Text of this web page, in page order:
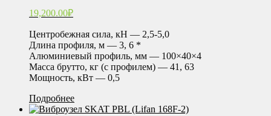
19,200.00₽
Центробежная сила, кН — 2,5-5,0
Длина профиля, м — 3, 6 *
Алюминиевый профиль, мм — 100×40×4
Масса брутто, кг (с профилем) — 41, 63
Мощность, кВт — 0,5
Подробнее